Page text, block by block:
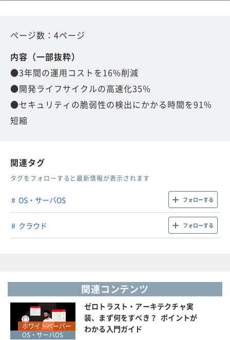
ページ数：4ページ
内容（一部抜粋）
●3年間の運用コストを16%削減
●開発ライフサイクルの高速化35%
●セキュリティの脆弱性の検出にかかる時間を91%
短縮
関連タグ
タグをフォローすると最新情報が表示されます
OS・サーバOS フォローする
クラウド フォローする
関連コンテンツ
ホワイトペーパー
OS・サーバOS
ゼロトラスト・アーキテクチャ実
装、まず何をすべき？ ポイントが
わかる入門ガイド